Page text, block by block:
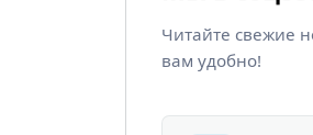
Читайте свежие
вам удобно!